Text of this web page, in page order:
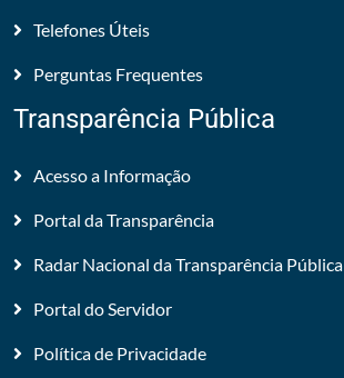
Telefones Úteis
Perguntas Frequentes
Transparência Pública
Acesso a Informação
Portal da Transparência
Radar Nacional da Transparência Pública
Portal do Servidor
Política de Privacidade